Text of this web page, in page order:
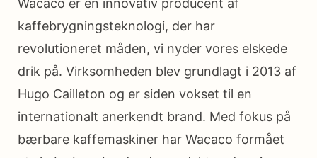
Wacaco er en innovativ producent af
kaffebrygningsteknologi, der har
revolutioneret måden, vi nyder vores elskede
drik på. Virksomheden blev grundlagt i 2013 af
Hugo Cailleton og er siden vokset til en
internationalt anerkendt brand. Med fokus på
bærbare kaffemaskiner har Wacaco formået